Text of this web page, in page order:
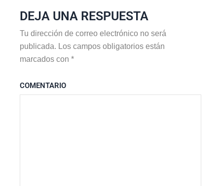
DEJA UNA RESPUESTA
Tu dirección de correo electrónico no será
publicada. Los campos obligatorios están
marcados con*
COMENTARIO